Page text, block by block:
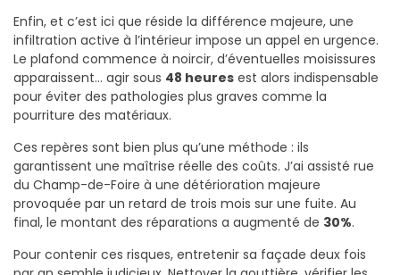
Enfin, et c’est ici que réside la différence majeure, une
infiltration active à l’intérieur impose un appel en urgence.
Le plafond commence à noircir, d’éventuelles moisissures
apparaissent… agir sous 48 heures est alors indispensable
pour éviter des pathologies plus graves comme la
pourriture des matériaux.
Ces repères sont bien plus qu’une méthode : ils
garantissent une maîtrise réelle des coûts. J’ai assisté rue
du Champ-de-Foire à une détérioration majeure
provoquée par un retard de trois mois sur une fuite. Au
final, le montant des réparations a augmenté de 30%.
Pour contenir ces risques, entretenir sa façade deux fois